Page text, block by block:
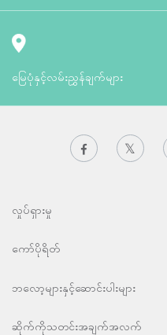
မြေပုံနှင့်လမ်းညွှန်ချက်များ
လှုပ်ရှားမှု
ကော်ပိုရိတ်
ဘလော့များနှင့်ဆောင်းပါးများ
ဆိုက်ကိုသတင်းအချက်အလက်